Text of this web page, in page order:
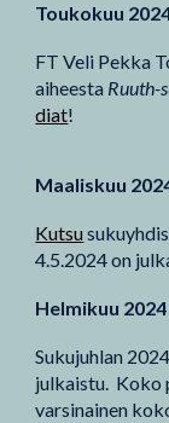
Toukokuu
FT Veli Pekka
aiheesta Ruuth-
diat!
Maaliskuu
Kutsu
4.5.2024 on
Helmikuu 2024
Sukujuhlan
julkaistu. Koko
varsinainen